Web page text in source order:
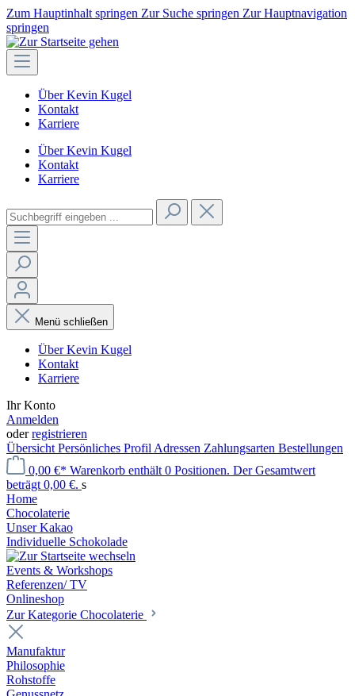
Zum Hauptinhalt springen Zur Suche springen Zur Hauptnavigation
springen
Über Kevin Kugel
Kontakt
Karriere
Über Kevin Kugel
Kontakt
Karriere
Menü schließen
Über Kevin Kugel
Kontakt
Karriere
Ihr Konto
Anmelden
oderregistrieren
Übersicht Persönliches Profil Adressen Zahlungsarten Bestellungen
0,00 €* Warenkorb enthält 0 Positionen. Der Gesamtwert
beträgt 0,00 €. s
Home
Chocolaterie
Unser Kakao
Individuelle Schokolade
Events & Workshops
Referenzen/ TV
Onlineshop
Zur Kategorie Chocolaterie
Manufaktur
Philosophie
Rohstoffe